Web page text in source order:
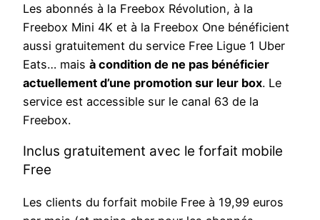
Les abonnés à la Freebox Révolution, à la
Freebox Mini 4K et à la Freebox One bénéficient
aussi gratuitement du service Free Ligue 1 Uber
Eats… mais à condition de ne pas bénéficier
actuellement d’une promotion sur leur box. Le
service est accessible sur le canal 63 de la
Freebox.
Inclus gratuitement avec le forfait mobile
Free
Les clients du forfait mobile Free à 19,99 euros